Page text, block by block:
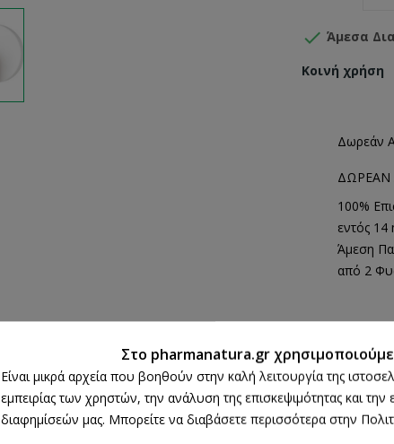
 Άμεσα
Κοινή χρήση
Δωρεάν
ΔΩΡΕΑΝ
100%
εντός 14
Άμεση
από 2
ΛΕΠΤΟΜΈΡΕΙΕΣ
Στο pharmanatura.gr
Είναι μικρά αρχεία που βοηθούν στην καλή λειτουργία της
εμπειρίας των χρηστών, την ανάλυση της επισκεψιμότητας και την
διαφημίσεών μας. Μπορείτε να διαβάσετε περισσότερα στην